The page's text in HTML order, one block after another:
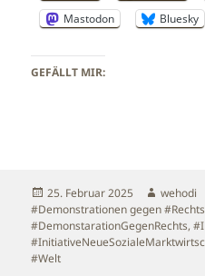
Mastodon
Bluesky
GEFÄLLT MIR:
Veröffentlicht
am
25. Februar 2025 Autor
wehodi
#Demonstrationen gegen
#DemonstarationGegenRechts,
#Welt